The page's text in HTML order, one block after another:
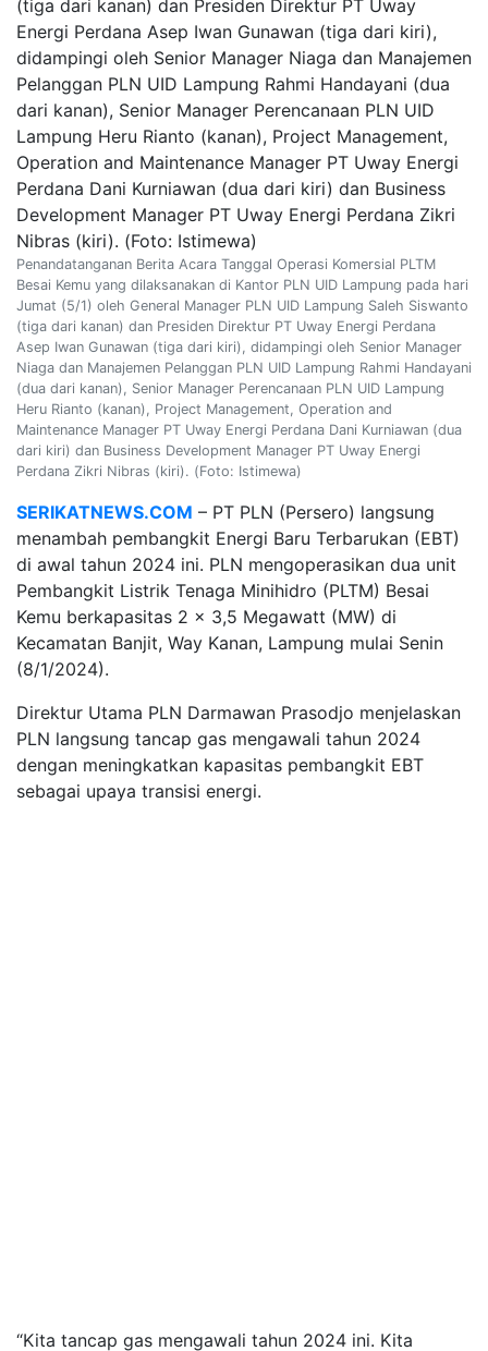
Penandatanganan Berita Acara Tanggal Operasi Komersial PLTM
Besai Kemu yang dilaksanakan di Kantor PLN UID Lampung pada hari
Jumat (5/1) oleh General Manager PLN UID Lampung Saleh Siswanto
(tiga dari kanan) dan Presiden Direktur PT Uway Energi Perdana
Asep Iwan Gunawan (tiga dari kiri), didampingi oleh Senior Manager
Niaga dan Manajemen Pelanggan PLN UID Lampung Rahmi Handayani
(dua dari kanan), Senior Manager Perencanaan PLN UID Lampung
Heru Rianto (kanan), Project Management, Operation and
Maintenance Manager PT Uway Energi Perdana Dani Kurniawan (dua
dari kiri) dan Business Development Manager PT Uway Energi
Perdana Zikri Nibras (kiri). (Foto: Istimewa)
SERIKATNEWS.COM – PT PLN (Persero) langsung
menambah pembangkit Energi Baru Terbarukan (EBT)
di awal tahun 2024 ini. PLN mengoperasikan dua unit
Pembangkit Listrik Tenaga Minihidro (PLTM) Besai
Kemu berkapasitas 2 x 3,5 Megawatt (MW) di
Kecamatan Banjit, Way Kanan, Lampung mulai Senin
(8/1/2024).
Direktur Utama PLN Darmawan Prasodjo menjelaskan
PLN langsung tancap gas mengawali tahun 2024
dengan meningkatkan kapasitas pembangkit EBT
sebagai upaya transisi energi.
“Kita tancap gas mengawali tahun 2024 ini. Kita